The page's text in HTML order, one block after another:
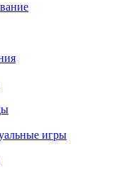
игры